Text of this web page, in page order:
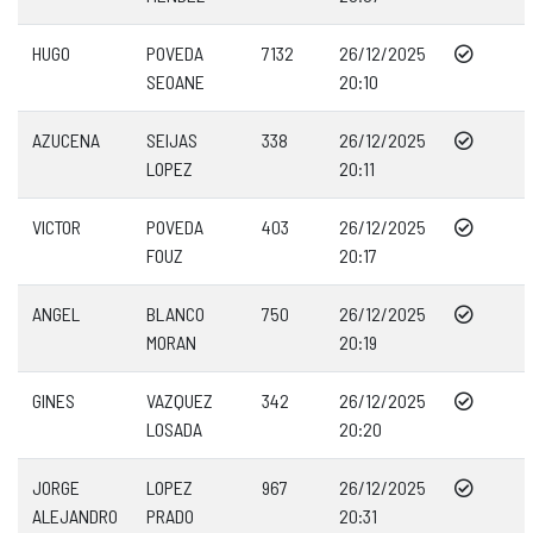
HUGO
POVEDA
SEOANE
7132
26/12/2025
20:10
AZUCENA
SEIJAS
LOPEZ
338
26/12/2025
20:11
VICTOR
POVEDA
FOUZ
403
26/12/2025
20:17
ANGEL
BLANCO
MORAN
750
26/12/2025
20:19
GINES
VAZQUEZ
LOSADA
342
26/12/2025
20:20
JORGE
ALEJANDRO
LOPEZ
PRADO
967
26/12/2025
20:31